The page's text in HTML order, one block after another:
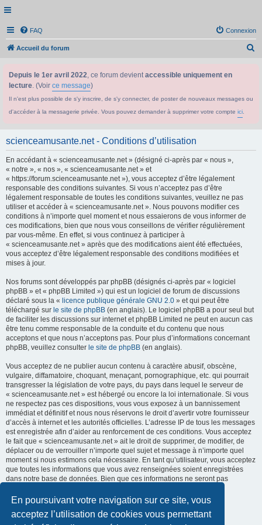
En poursuivant votre navigation sur ce site, vous
acceptez l’utilisation de cookies vous permettant
FAQ Connexion
Accueil du forum
Depuis le 1er avril 2022, ce forum devientaccessible uniquement en
lecture. (Voir ce message)
Il n'est plus possible de s'y inscrire, de s'y connecter, de poster de nouveaux messages ou
d'accéder à la messagerie privée. Vous pouvez demander à supprimer votre compte ici
scienceamusante.net - Conditions d’utilisation
En accédant à « scienceamusante.net » (désigné ci-après par « nous »,
« notre », « nos », « scienceamusante.net » et
« https://forum.scienceamusante.net »), vous acceptez d’être légalement
responsable des conditions suivantes. Si vous n’acceptez pas d’être
légalement responsable de toutes les conditions suivantes, veuillez ne pas
utiliser et accéder à « scienceamusante.net ». Nous pouvons modifier ces
conditions à n’importe quel moment et nous essaierons de vous informer de
ces modifications, bien que nous vous conseillons de vérifier régulièrement
par vous-même. En effet, si vous continuez à participer à
« scienceamusante.net » après que des modifications aient été effectuées,
vous acceptez d’être légalement responsable des conditions modifiées et
mises à jour.
Nos forums sont développés par phpBB (désignés ci-après par « logiciel
phpBB » et « phpBB Limited ») qui est un logiciel de forum de discussions
déclaré sous la « licence publique générale GNU 2.0 » et qui peut être
téléchargé sur le site de phpBB (en anglais). Le logiciel phpBB a pour seul but
de faciliter les discussions sur internet et phpBB Limited ne peut en aucun cas
être tenu comme responsable de la conduite et du contenu que nous
acceptons et que nous n’acceptons pas. Pour plus d’informations concernant
phpBB, veuillez consulter le site de phpBB (en anglais).
Vous acceptez de ne publier aucun contenu à caractère abusif, obscène,
vulgaire, diffamatoire, choquant, menaçant, pornographique, etc. qui pourrait
transgresser la législation de votre pays, du pays dans lequel le serveur de
« scienceamusante.net » est hébergé ou encore la loi internationale. Si vous
ne respectez pas ces dispositions, vous vous exposez à un bannissement
immédiat et définitif et nous nous réservons le droit d’avertir votre fournisseur
d’accès à internet et les autorités officielles. L’adresse IP de tous les messages
est enregistrée afin d’aider au renforcement de ces conditions. Vous acceptez
le fait que « scienceamusante.net » ait le droit de supprimer, de modifier, de
déplacer ou de verrouiller n’importe quel sujet et message à n’importe quel
moment si nous estimons cela nécessaire. En tant qu’utilisateur, vous acceptez
que toutes les informations que vous avez renseignées soient enregistrées
dans notre base de données. Bien que ces informations ne seront pas
« scienceamusante.net », ni phpBB, ne pourront être tenus comme
responsables en cas de tentative de piratage informatique visant à
compromettre vos données.